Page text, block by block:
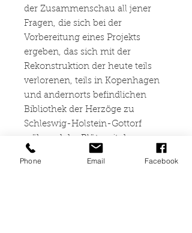
der Zusammenschau all jener
Fragen, die sich bei der
Vorbereitung eines Projekts
ergeben, das sich mit der
Rekonstruktion der heute teils
verlorenen, teils in Kopenhagen
und andernorts befindlichen
Bibliothek der Herzöge zu
Schleswig-Holstein-Gottorf
während der Blütezeit des
"Gottorfer Barock" beschäftigen
Phone Email Facebook